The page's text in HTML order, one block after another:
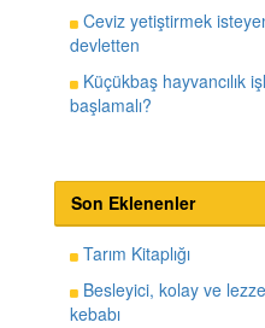
Ceviz yetiştirmek
devletten
Küçükbaş hayvancılık
başlamalı?
Son Eklenenler
Tarım Kitaplığı
Besleyici, kolay ve
kebabı